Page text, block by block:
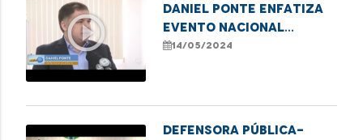
play_circle_outline
Daniel Ponte enfatiza
evento nacional
"Direito de Existir" em
14/05/2024
Defensora Pública-